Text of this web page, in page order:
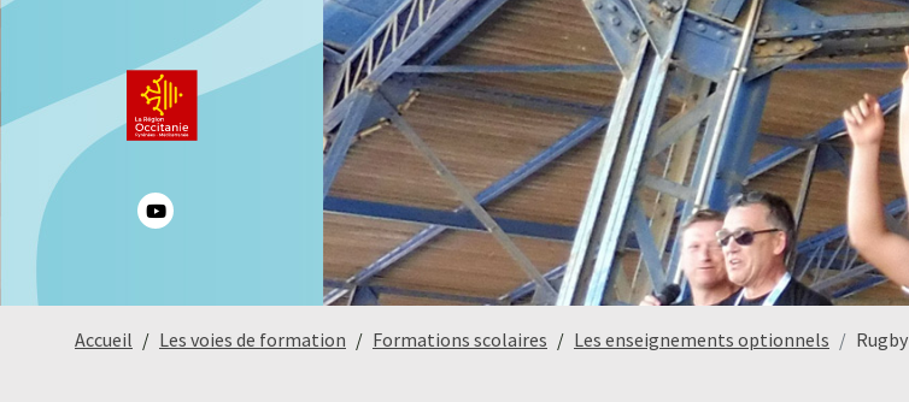
Accueil Les voies de formation Formations scolaires Les enseignements optionnels Rugby